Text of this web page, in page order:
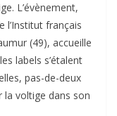
L’évènement,
l’Institut français
(49), accueille
labels s’étalent
pas-de-deux
la voltige dans son